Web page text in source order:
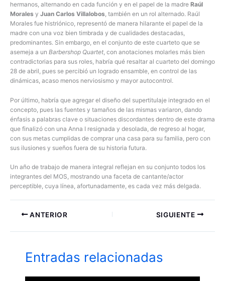
hermanos, alternando en cada función y en el papel de la madre Raúl
Morales y Juan Carlos Villalobos, también en un rol alternado. Raúl
Morales fue histriónico, representó de manera hilarante el papel de la
madre con una voz bien timbrada y de cualidades destacadas,
predominantes. Sin embargo, en el conjunto de este cuarteto que se
asemeja a un Barbershop Quartet, con anotaciones molarles más bien
contradictorias para sus roles, habría qué resaltar al cuarteto del domingo
28 de abril, pues se percibió un logrado ensamble, en control de las
dinámicas, acaso menos nerviosismo y mayor autocontrol.
Por último, habría que agregar el diseño del supertitulaje integrado en el
concepto, pues las fuentes y tamaños de las mismas variaron, dando
énfasis a palabras clave o situaciones discordantes dentro de este drama
que finalizó con una Anna I resignada y desolada, de regreso al hogar,
con sus metas cumplidas de comprar una casa para su familia, pero con
sus ilusiones y sueños fuera de su historia futura.
Un año de trabajo de manera integral reflejan en su conjunto todos los
integrantes del MOS, mostrando una faceta de cantante/actor
perceptible, cuya línea, afortunadamente, es cada vez más delgada.
ANTERIOR SIGUIENTE
Entradas relacionadas